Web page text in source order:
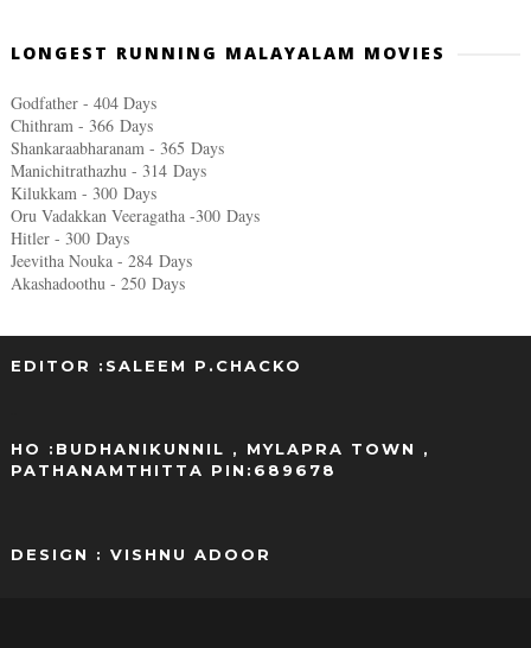
LONGEST RUNNING MALAYALAM MOVIES
Godfather - 404 Days
Chithram - 366 Days
Shankaraabharanam - 365 Days
Manichitrathazhu - 314 Days
Kilukkam - 300 Days
Oru Vadakkan Veeragatha -300 Days
Hitler - 300 Days
Jeevitha Nouka - 284 Days
Akashadoothu - 250 Days
EDITOR :SALEEM P.CHACKO
HO :BUDHANIKUNNIL , MYLAPRA TOWN ,
PATHANAMTHITTA PIN:689678
DESIGN : VISHNU ADOOR